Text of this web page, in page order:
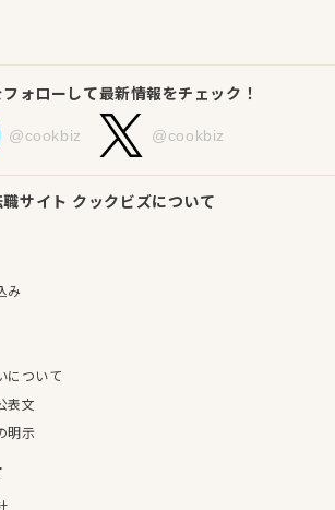
売所・売店・飲食店の企画、運営、運営受託及び
ィング業務
びコンサルティング業務
土産品・食料品及び飲料水等の販売
ティング業務
徳安 素一郎
市東和田８５７−１
ォローして最新情報をチェック！
@cookbiz @cookbiz
サイト クックビズについて
み
について
表文
明示